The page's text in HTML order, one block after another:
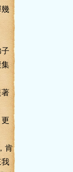
幾
集
肯
我